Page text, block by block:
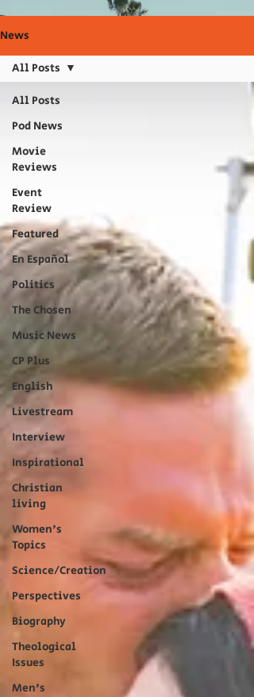
News
All Posts
Pod News
Movie
Reviews
Event
Review
Featured
En Español
Politics
The Chosen
Music News
CP Plus
English
Livestream
Interview
Inspirational
Christian
living
Women's
Topics
Science/Creation
Perspectives
Biography
Theological
Issues
Men's
All Posts